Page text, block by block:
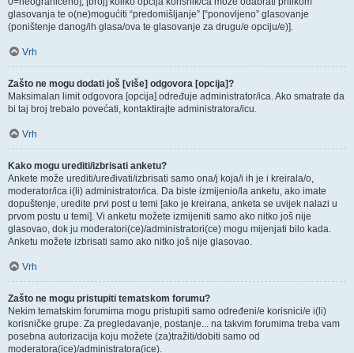
glasovanja te o(ne)mogućiti “predomišljanje” [“ponovljeno” glasovanje
(poništenje danog/ih glasa/ova te glasovanje za drugu/e opciju/e)].
Vrh
Zašto ne mogu dodati još [više] odgovora [opcija]?
Maksimalan limit odgovora [opcija] određuje administrator/ica. Ako smatrate da
bi taj broj trebalo povećati, kontaktirajte administratora/icu.
Vrh
Kako mogu urediti/izbrisati anketu?
Ankete može urediti/uređivati/izbrisati samo ona/j koja/i ih je i kreirala/o,
moderator/ica i(li) administrator/ica. Da biste izmijenio/la anketu, ako imate
dopuštenje, uredite prvi post u temi [ako je kreirana, anketa se uvijek nalazi u
prvom postu u temi]. Vi anketu možete izmijeniti samo ako nitko još nije
glasovao, dok ju moderatori(ce)/administratori(ce) mogu mijenjati bilo kada.
Anketu možete izbrisati samo ako nitko još nije glasovao.
Vrh
Zašto ne mogu pristupiti tematskom forumu?
Nekim tematskim forumima mogu pristupiti samo određeni/e korisnici/e i(li)
korisničke grupe. Za pregledavanje, postanje... na takvim forumima treba vam
posebna autorizacija koju možete (za)tražiti/dobiti samo od
moderatora(ice)/administratora(ice).